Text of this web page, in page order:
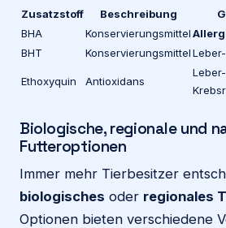
Zusatzstoff Beschreibung
BHA
Konservierungsmittel
BHT
Konservierungsmittel
Ethoxyquin Antioxidans
Biologische, regionale und
Futteroptionen
Immer mehr Tierbesitzer
biologisches oder regionales
Optionen bieten verschiedene